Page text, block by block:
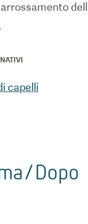
capelli
Dopo